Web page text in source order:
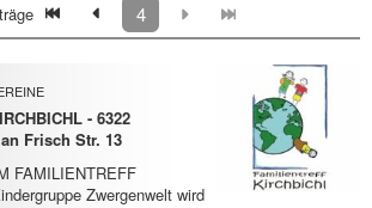
4
- 6322
Frisch Str. 13
FAMILIENTREFF
Zwergenwelt wird